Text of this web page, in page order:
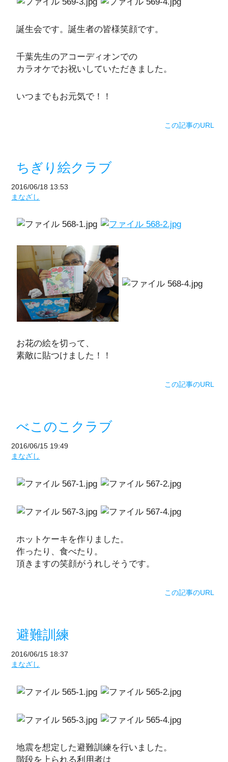
誕生会です。誕生者の皆様笑顔です。
千葉先生のアコーディオンでの
カラオケでお祝いしていただきました。
いつまでもお元気で！！
この記事のURL
ちぎり絵クラブ
2016/06/18 13:53
まなざし
お花の絵を切って、
素敵に貼つけました！！
この記事のURL
べこのこクラブ
2016/06/15 19:49
まなざし
ホットケーキを作りました。
作ったり、食べたり。
頂きますの笑顔がうれしそうです。
この記事のURL
避難訓練
2016/06/15 18:37
まなざし
地震を想定した避難訓練を行いました。
階段を上られる利用者は